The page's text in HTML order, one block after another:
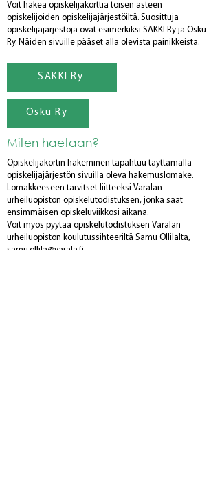
Voit hakea opiskelijakorttia toisen asteen
opiskelijoiden opiskelijajärjestöiltä. Suosittuja
opiskelijajärjestöjä ovat esimerkiksi SAKKI Ry ja Osku
Ry. Näiden sivuille pääset alla olevista painikkeista.
SAKKI Ry
Osku Ry
Miten haetaan?
Opiskelijakortin hakeminen tapahtuu täyttämällä
opiskelijajärjestön sivuilla oleva hakemuslomake.
Lomakkeeseen tarvitset liitteeksi Varalan
urheiluopiston opiskelutodistuksen, jonka saat
ensimmäisen opiskeluviikkosi aikana.
Voit myös pyytää opiskelutodistuksen Varalan
urheiluopiston koulutussihteeriltä Samu Ollilalta,
samu.ollila@varala.fi